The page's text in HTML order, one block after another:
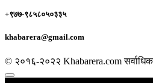
+९७७-९८५८०५०३३५
khabarera@gmail.com
© २०१६-२०२२ Khabarera.com